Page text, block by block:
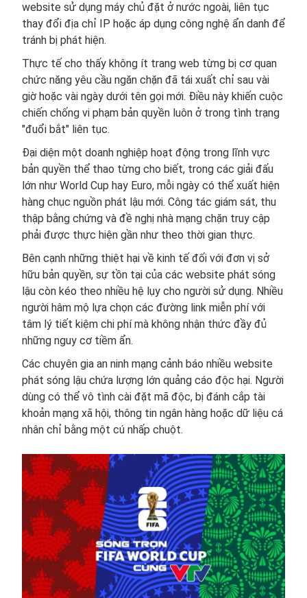
website sử dụng máy chủ đặt ở nước ngoài, liên tục
thay đổi địa chỉ IP hoặc áp dụng công nghệ ẩn danh để
tránh bị phát hiện.
Thực tế cho thấy không ít trang web từng bị cơ quan
chức năng yêu cầu ngăn chặn đã tái xuất chỉ sau vài
giờ hoặc vài ngày dưới tên gọi mới. Điều này khiến cuộc
chiến chống vi phạm bản quyền luôn ở trong tình trạng
"đuổi bắt" liên tục.
Đại diện một doanh nghiệp hoạt động trong lĩnh vực
bản quyền thể thao từng cho biết, trong các giải đấu
lớn như World Cup hay Euro, mỗi ngày có thể xuất hiện
hàng chục nguồn phát lậu mới. Công tác giám sát, thu
thập bằng chứng và đề nghị nhà mạng chặn truy cập
phải được thực hiện gần như theo thời gian thực.
Bên cạnh những thiệt hại về kinh tế đối với đơn vị sở
hữu bản quyền, sự tồn tại của các website phát sóng
lậu còn kéo theo nhiều hệ lụy cho người sử dụng. Nhiều
người hâm mộ lựa chọn các đường link miễn phí với
tâm lý tiết kiệm chi phí mà không nhận thức đầy đủ
những nguy cơ tiềm ẩn.
Các chuyên gia an ninh mạng cảnh báo nhiều website
phát sóng lậu chứa lượng lớn quảng cáo độc hại. Người
dùng có thể vô tình cài đặt mã độc, bị đánh cắp tài
khoản mạng xã hội, thông tin ngân hàng hoặc dữ liệu cá
nhân chỉ bằng một cú nhấp chuột.